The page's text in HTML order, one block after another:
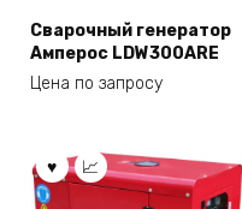
Сварочный генератор
Амперос LDW300ARE
Цена по запросу